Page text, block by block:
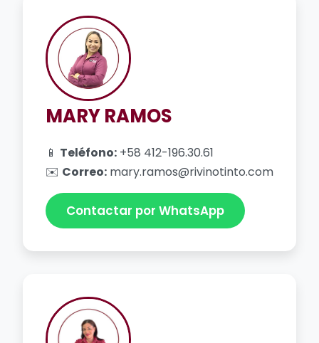
MARY RAMOS
📱 Teléfono: +58 412-196.30.61
✉️ Correo: mary.ramos@rivinotinto.com
Contactar por WhatsApp